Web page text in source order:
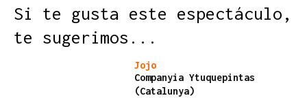
Si te gusta este espectáculo,
te sugerimos...
Jojo
Companyia Ytuquepintas
(Catalunya)